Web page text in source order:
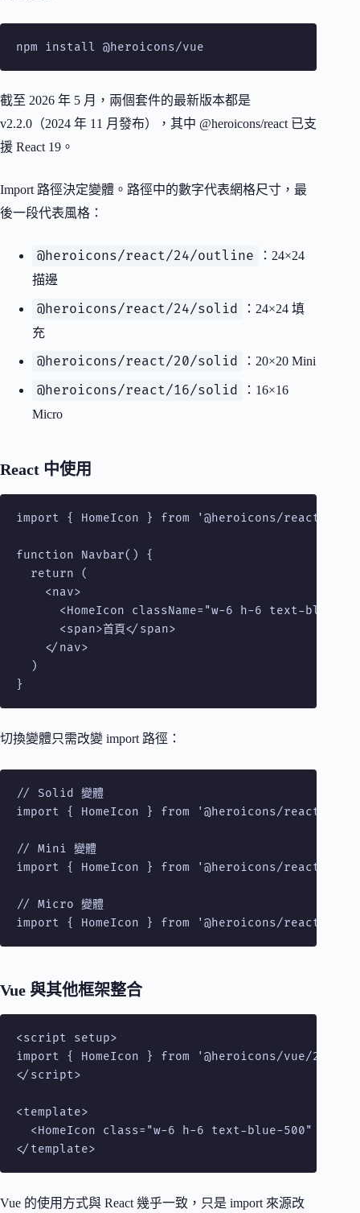
npm install @heroicons/vue
截至 2026 年 5 月，兩個套件的最新版本都是
v2.2.0（2024 年 11 月發布），其中 @heroicons/react 已支
援 React 19。
Import 路徑決定變體。路徑中的數字代表網格尺寸，最
後一段代表風格：
@heroicons/react/24/outline
：24×24
描邊
@heroicons/react/24/solid
：24×24 填
充
@heroicons/react/20/solid ：20×20 Mini
@heroicons/react/16/solid
：16×16
Micro
React 中使用
import { HomeIcon } from '@heroicons/react/24/
function Navbar() {
  return (
    <nav>
<HomeIcon className="w-6 h-6 text-blue-
      <span>首頁</span>
    </nav>
  )
}
切換變體只需改變 import 路徑：
// Solid 變體
import { HomeIcon } from '@heroicons/react/24/
// Mini 變體
import { HomeIcon } from '@heroicons/react/20/
// Micro 變體
import { HomeIcon } from '@heroicons/react/16/
Vue 與其他框架整合
<script setup>
import { HomeIcon } from '@heroicons/vue/24/
</script>
<template>
  <HomeIcon class="w-6 h-6 text-blue-500" />
</template>
Vue 的使用方式與 React 幾乎一致，只是 import 來源改